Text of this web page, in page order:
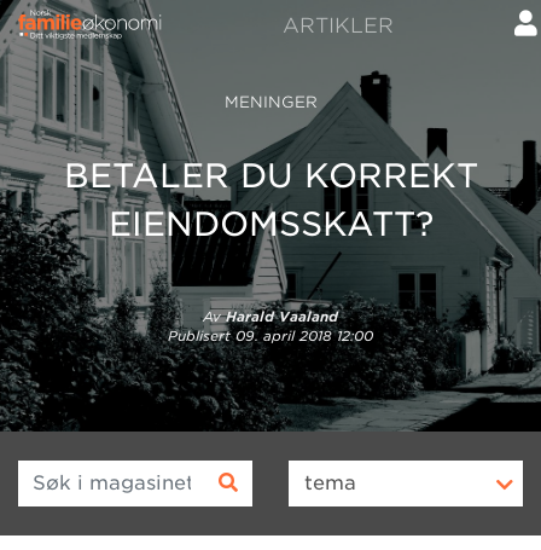
ARTIKLER
MENINGER
BETALER DU KORREKT
EIENDOMSSKATT?
AvHarald Vaaland
Publisert09. april 2018 12:00
Søk i magasinet tema